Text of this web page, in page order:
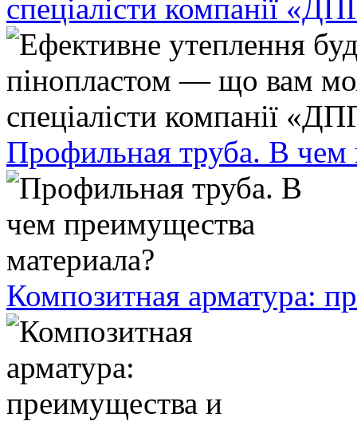
спеціалісти компанії
Профильная труба. В чем
Композитная арматура: